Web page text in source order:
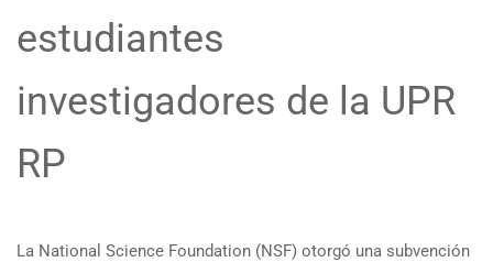
estudiantes
investigadores de la UPR
RP
La National Science Foundation (NSF) otorgó una subvención